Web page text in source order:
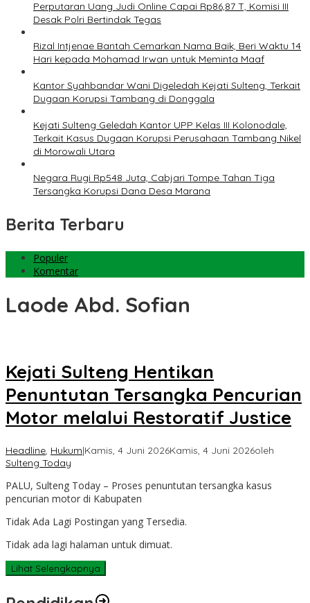
Perputaran Uang Judi Online Capai Rp86,87 T, Komisi III
Desak Polri Bertindak Tegas
Rizal Intjenae Bantah Cemarkan Nama Baik, Beri Waktu 14
Hari kepada Mohamad Irwan untuk Meminta Maaf
Kantor Syahbandar Wani Digeledah Kejati Sulteng, Terkait
Dugaan Korupsi Tambang di Donggala
Kejati Sulteng Geledah Kantor UPP Kelas III Kolonodale,
Terkait Kasus Dugaan Korupsi Perusahaan Tambang Nikel
di Morowali Utara
Negara Rugi Rp548 Juta, Cabjari Tompe Tahan Tiga
Tersangka Korupsi Dana Desa Marana
Berita Terbaru
Populer
Komentar
Laode Abd. Sofian
Kejati Sulteng Hentikan
Penuntutan Tersangka Pencurian
Motor melalui Restoratif Justice
Headline, Hukum|Kamis, 4 Juni 2026Kamis, 4 Juni 2026oleh
Sulteng Today
PALU, Sulteng Today – Proses penuntutan tersangka kasus
pencurian motor di Kabupaten
Tidak Ada Lagi Postingan yang Tersedia.
Tidak ada lagi halaman untuk dimuat.
Lihat Selengkapnya